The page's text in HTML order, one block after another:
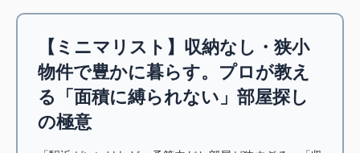
【ミニマリスト】収納なし・狭小
物件で豊かに暮らす。プロが教え
る「面積に縛られない」部屋探し
の極意